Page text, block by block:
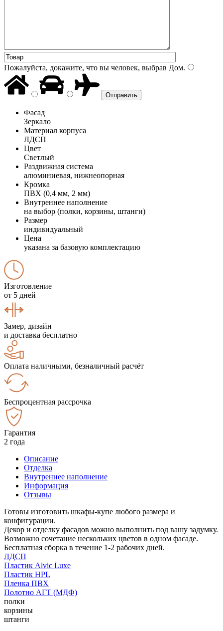
Пожалуйста, докажите, что вы человек, выбрав Дом.
Фасад
Зеркало
Материал корпуса
ЛДСП
Цвет
Светлый
Раздвижная система
алюминиевая, нижнеопорная
Кромка
ПВХ (0,4 мм, 2 мм)
Внутреннее наполнение
на выбор (полки, корзины, штанги)
Размер
индивидуальный
Цена
указана за базовую комплектацию
Изготовление
от 5 дней
Замер, дизайн
и доставка бесплатно
Оплата наличными, безналичный расчёт
Беспроцентная рассрочка
Гарантия
2 года
Описание
Отделка
Внутреннее наполнение
Информация
Отзывы
Готовы изготовить шкафы-купе любого размера и
конфигурации.
Декор и отделку фасадов можно выполнить под вашу задумку.
Возможно сочетание нескольких цветов в одном фасаде.
Бесплатная сборка в течение 1-2 рабочих дней.
ЛДСП
Пластик Alvic Luxe
Пластик HPL
Пленка ПВХ
Полотно АГТ (МДФ)
полки
корзины
штанги